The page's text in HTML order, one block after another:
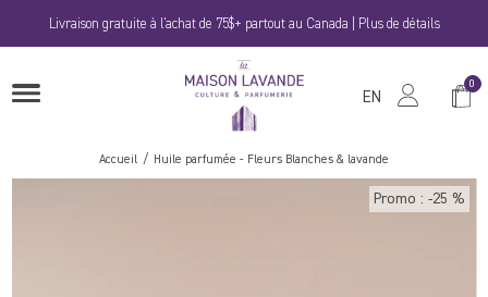
contenu
Livraison gratuite à l'achat de 75$+ partout au Canada | Plus de détails
OUVRIRE
LE
La
Maison
Lavande
EN
0
Accueil Huile parfumée - Fleurs Blanches & lavande
Promo : -25 %